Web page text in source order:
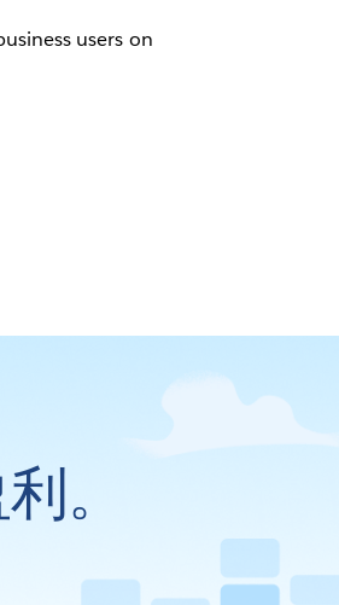
users on
。